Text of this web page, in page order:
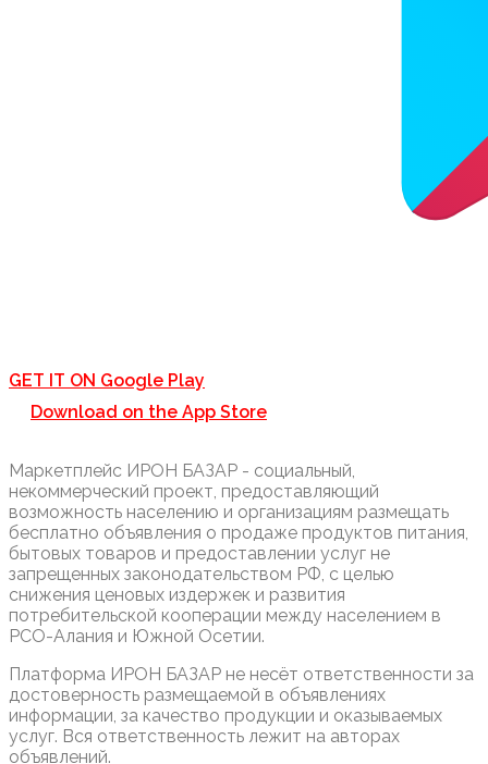
GET IT ON Google Play
Download on the App Store
Маркетплейс ИРОН БАЗАР - социальный,
некоммерческий проект, предоставляющий
возможность населению и организациям размещать
бесплатно объявления о продаже продуктов питания,
бытовых товаров и предоставлении услуг не
запрещенных законодательством РФ, с целью
снижения ценовых издержек и развития
потребительской кооперации между населением в
РСО-Алания и Южной Осетии.
Платформа ИРОН БАЗАР не несёт ответственности за
достоверность размещаемой в объявлениях
информации, за качество продукции и оказываемых
услуг. Вся ответственность лежит на авторах
объявлений.